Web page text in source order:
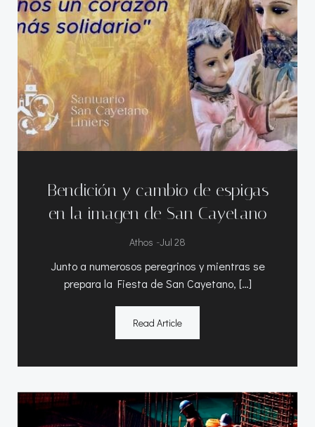
Bendición y cambio de espigas
en la imagen de San Cayetano
Athos -Jul 28
Junto a numerosos peregrinos y mientras se
prepara la Fiesta de San Cayetano, […]
Read Article